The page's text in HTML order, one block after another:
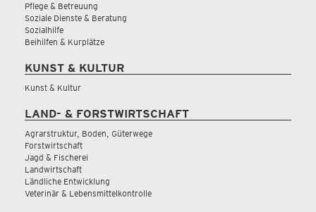
Pflege & Betreuung
Soziale Dienste & Beratung
Sozialhilfe
Beihilfen & Kurplätze
KUNST & KULTUR
Kunst & Kultur
LAND- & FORSTWIRTSCHAFT
Agrarstruktur, Boden, Güterwege
Forstwirtschaft
Jagd & Fischerei
Landwirtschaft
Ländliche Entwicklung
Veterinär & Lebensmittelkontrolle